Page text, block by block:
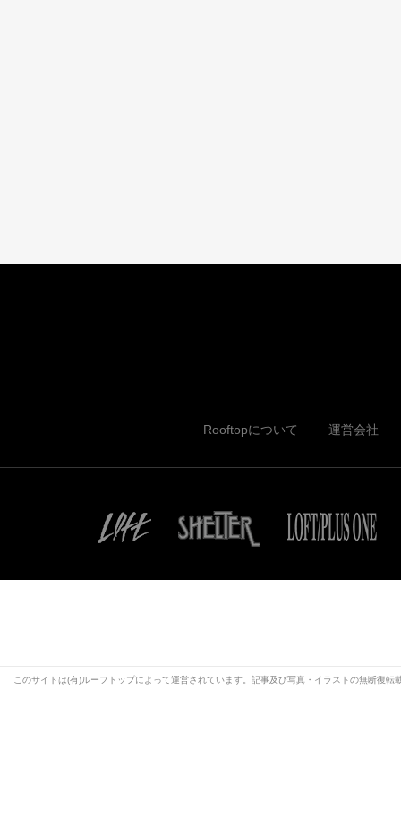
Rooftopについて 運営会社
このサイトは(有)ルーフトップによって運営されています。記事及び写真・イラストの無断復転